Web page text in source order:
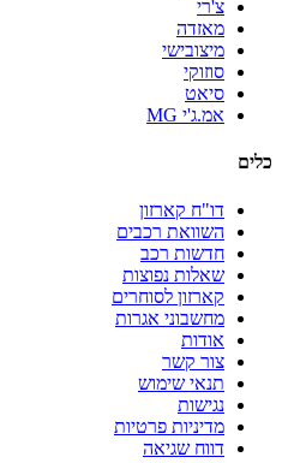
צ'רי
מאזדה
מיצובישי
סוזוקי
סיאט
אמ.ג'י MG
כלים
דו"ח קארזון
השוואת רכבים
חדשות רכב
שאלות נפוצות
קארזון לסוחרים
מחשבוני אגרות
אודות
צור קשר
תנאי שימוש
נגישות
מדיניות פרטיות
דווח שגיאה